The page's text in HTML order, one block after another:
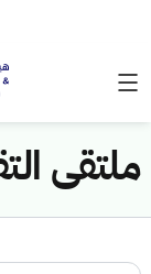
ملتقى